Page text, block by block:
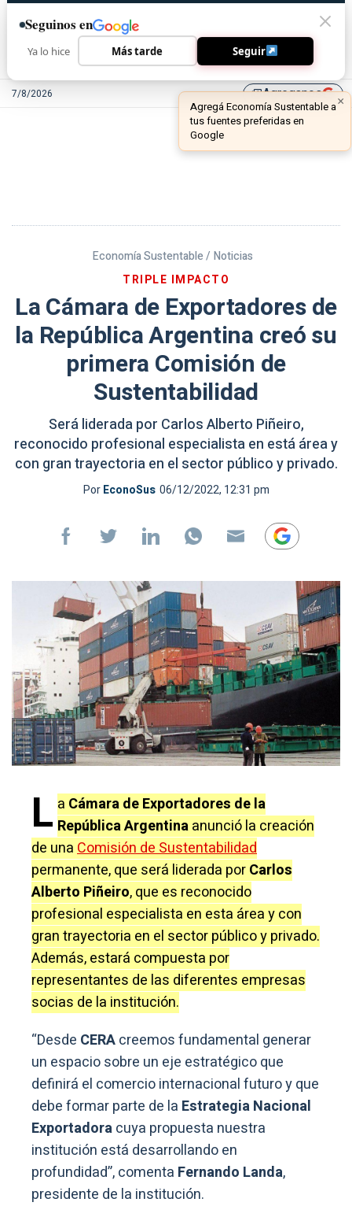
7/8/2026 library_addAgreganos
Economía Sustentable / Noticias
TRIPLE IMPACTO
La Cámara de Exportadores de
la República Argentina creó su
primera Comisión de
Sustentabilidad
Será liderada por Carlos Alberto Piñeiro,
reconocido profesional especialista en está área y
con gran trayectoria en el sector público y privado.
PorEconoSus 06/12/2022, 12:31 pm
L a Cámara de Exportadores de la
República Argentinaanunció la creación
de unaComisión de Sustentabilidad
permanente, que será liderada porCarlos
Alberto Piñeiro, que es reconocido
profesional especialista en esta área y con
gran trayectoria en el sector público y privado.
Además, estará compuesta por
representantes de las diferentes empresas
socias de la institución.
“Desde CERAcreemos fundamental generar
un espacio sobre un eje estratégico que
definirá el comercio internacional futuro y que
debe formar parte de la Estrategia Nacional
Exportadoracuya propuesta nuestra
institución está desarrollando en
profundidad”, comenta Fernando Landa,
presidente de la institución.
Seguinos en
Ya lo hice Más tarde Seguir